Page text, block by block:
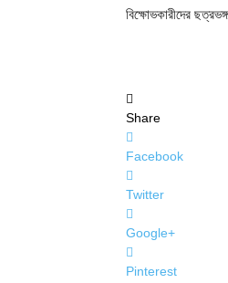
বিক্ষোভকারীদের
Share
Facebook
Twitter
Google+
Pinterest